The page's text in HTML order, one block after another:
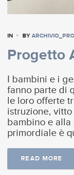
IN BY
Progetto
I bambini e i
fanno parte di
le loro offerte
istruzione,
bambino e alla
primordiale è
READ MORE